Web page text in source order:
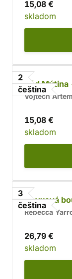
15,08 €
skladom
2
čeština
Kód Mýtina
Vojtěch
15,08 €
skladom
3
čeština
Onyxová
Rebecca
26,79 €
skladom